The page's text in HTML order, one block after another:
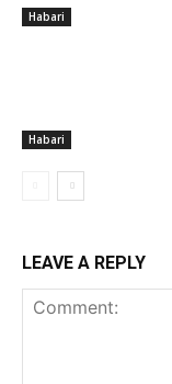
Habari
Habari
LEAVE A REPLY